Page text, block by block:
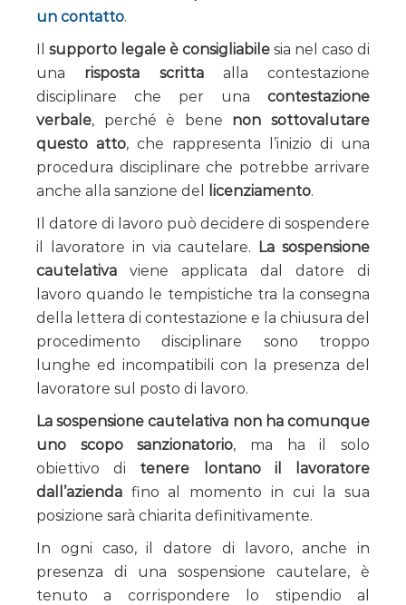
un contatto.
Il supporto legale è consigliabile sia nel caso di
una risposta scrittaalla contestazione
disciplinare che per una contestazione
verbale, perché è bene non sottovalutare
questo atto, che rappresenta l’inizio di una
procedura disciplinare che potrebbe arrivare
anche alla sanzione del
licenziamento.
Il datore di lavoro può decidere di sospendere
il lavoratore in via cautelare. La sospensione
cautelativa viene applicata dal datore di
lavoro quando le tempistiche tra la consegna
della lettera di contestazione e la chiusura del
procedimento disciplinare sono troppo
lunghe ed incompatibili con la presenza del
lavoratore sul posto di lavoro.
La sospensione cautelativa non ha comunque
uno scopo sanzionatorio, ma ha il solo
obiettivo di tenere lontano il lavoratore
dall’azienda fino al momento in cui la sua
posizione sarà chiarita definitivamente.
In ogni caso, il datore di lavoro, anche in
presenza di una sospensione cautelare, è
tenuto a corrispondere lo stipendio al